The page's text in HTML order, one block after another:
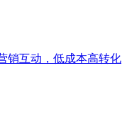
销互动，低成本高转化